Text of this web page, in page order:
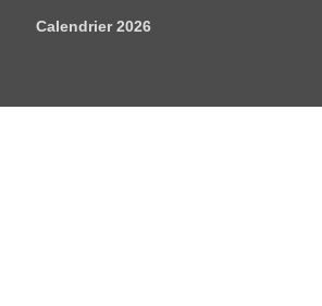
Calendrier 2026